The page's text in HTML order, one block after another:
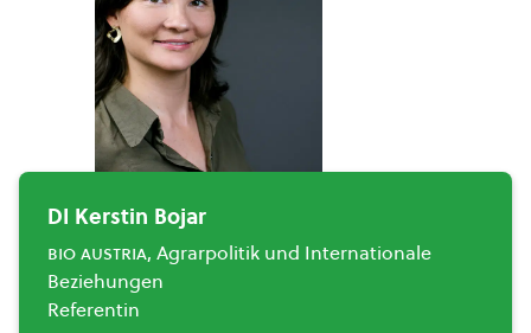
DI Kerstin Bojar
bio austria, Agrarpolitik und Internationale
Beziehungen
Referentin